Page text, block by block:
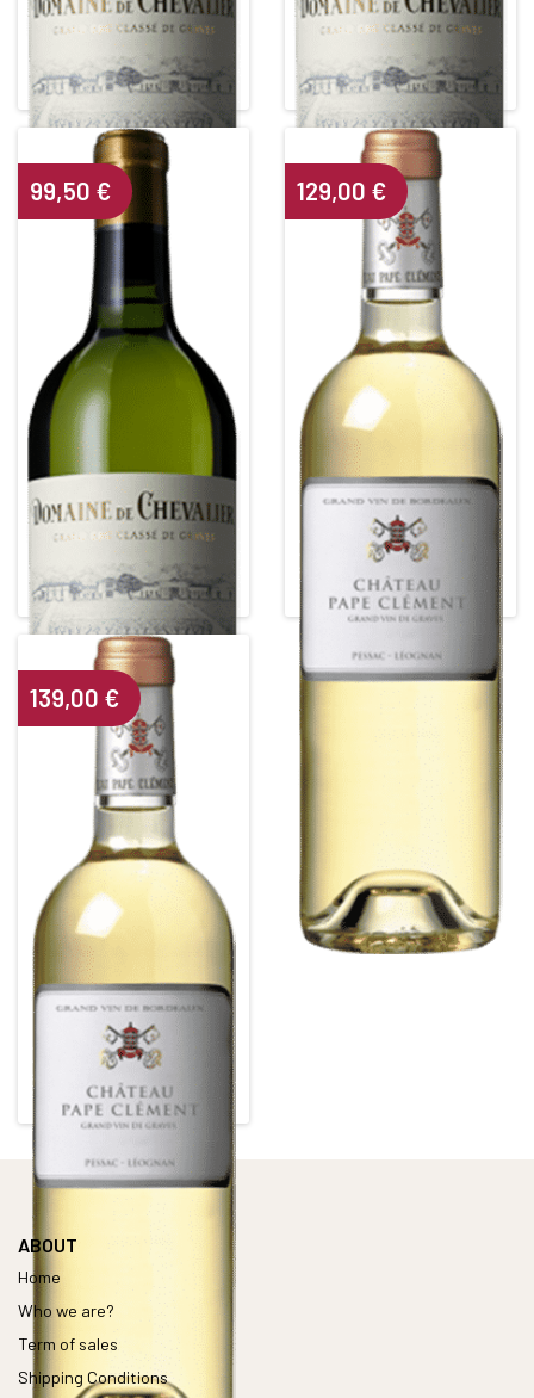
Grand Cru Classé de Graves
White • 2012
PESSAC LEOGNAN BLANC
Alcohol content : 14°
Grand Cru Classé de Graves
White • 2014
PESSAC LEOGNAN BLANC
Alcohol content : 13,5°
DOMAINE DE CHEVALIER
Grand Cru Classé de Graves
White • 2017
PESSAC LEOGNAN BLANC
Alcohol content : 13,5°
99,50 €
CHÂTEAU PAPE CLEMENT
BLANC
Grand Cru Classé de Graves
White • 2013
PESSAC LEOGNAN BLANC
Alcohol content : 13,5°
129,00 €
CHÂTEAU PAPE CLEMENT
BLANC
Grand Cru Classé de Graves
White • 2012
PESSAC LEOGNAN BLANC
Alcohol content : 15°
139,00 €
ABOUT
Home
Who we are?
Term of sales
Shipping Conditions